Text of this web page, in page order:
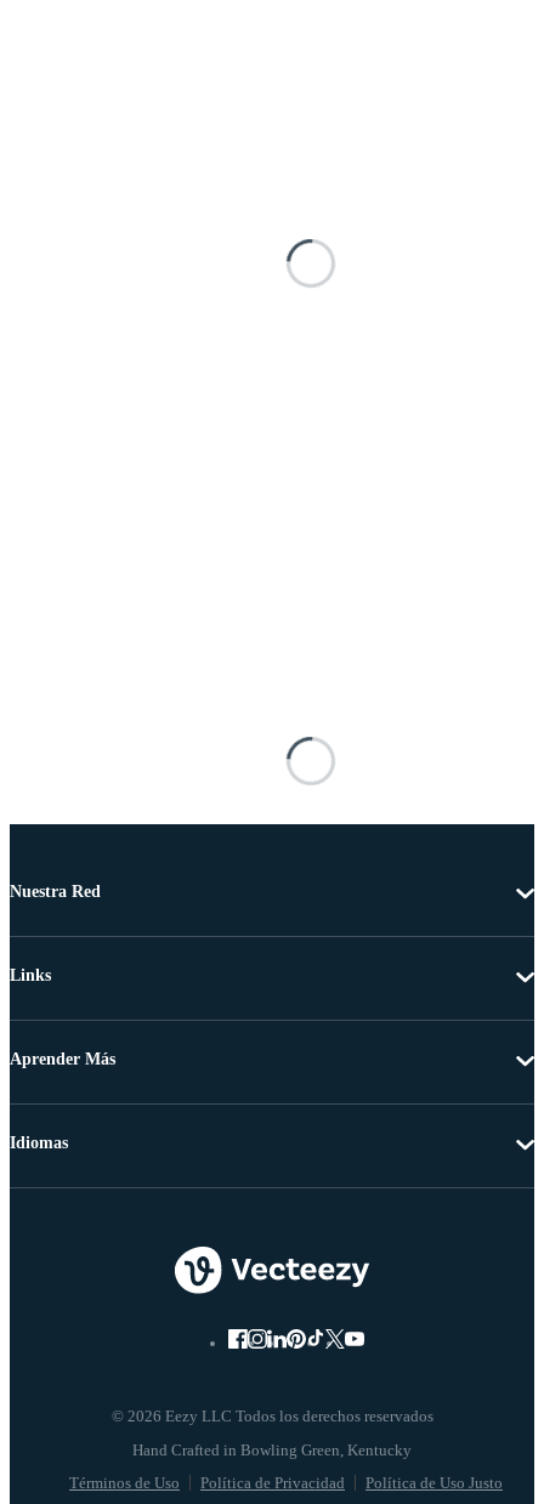
Nuestra Red
Links
Aprender Más
© 2026 Eezy LLC Todos los derechos reservados
Términos de Uso Política de Privacidad Política de Uso Justo
Idiomas